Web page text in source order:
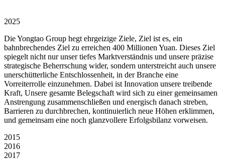
2025
Die Yongtao Group hegt ehrgeizige Ziele, Ziel ist es, ein
bahnbrechendes Ziel zu erreichen 400 Millionen Yuan. Dieses Ziel
spiegelt nicht nur unser tiefes Marktverständnis und unsere präzise
strategische Beherrschung wider, sondern unterstreicht auch unsere
unerschütterliche Entschlossenheit, in der Branche eine
Vorreiterrolle einzunehmen. Dabei ist Innovation unsere treibende
Kraft, Unsere gesamte Belegschaft wird sich zu einer gemeinsamen
Anstrengung zusammenschließen und energisch danach streben,
Barrieren zu durchbrechen, kontinuierlich neue Höhen erklimmen,
und gemeinsam eine noch glanzvollere Erfolgsbilanz vorweisen.
2015
2016
2017